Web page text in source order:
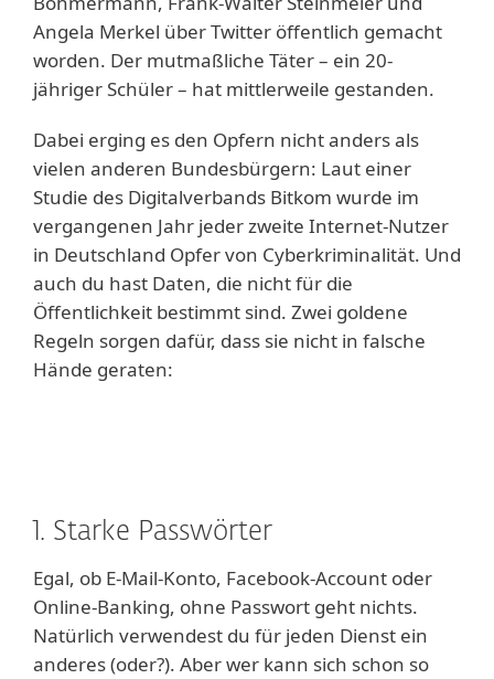
Angela Merkel über Twitter öffentlich gemacht
worden. Der mutmaßliche Täter – ein 20-
jähriger Schüler – hat mittlerweile gestanden.
Dabei erging es den Opfern nicht anders als
vielen anderen Bundesbürgern: Laut einer
Studie des Digitalverbands Bitkom wurde im
vergangenen Jahr jeder zweite Internet-Nutzer
in Deutschland Opfer von Cyberkriminalität. Und
auch du hast Daten, die nicht für die
Öffentlichkeit bestimmt sind. Zwei goldene
Regeln sorgen dafür, dass sie nicht in falsche
Hände geraten:
1. Starke Passwörter
Egal, ob E-Mail-Konto, Facebook-Account oder
Online-Banking, ohne Passwort geht nichts.
Natürlich verwendest du für jeden Dienst ein
anderes (oder?). Aber wer kann sich schon so